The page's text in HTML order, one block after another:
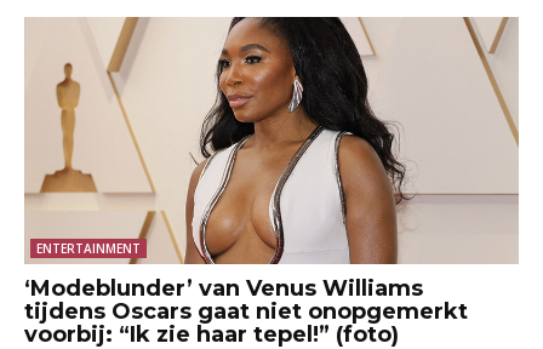
ENTERTAINMENT
‘Modeblunder’ van Venus Williams
tijdens Oscars gaat niet onopgemerkt
voorbij: “Ik zie haar tepel!” (foto)